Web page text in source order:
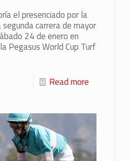
el presenciado por la
carrera de mayor
24 de enero en
Pegasus World Cup Turf
Read more